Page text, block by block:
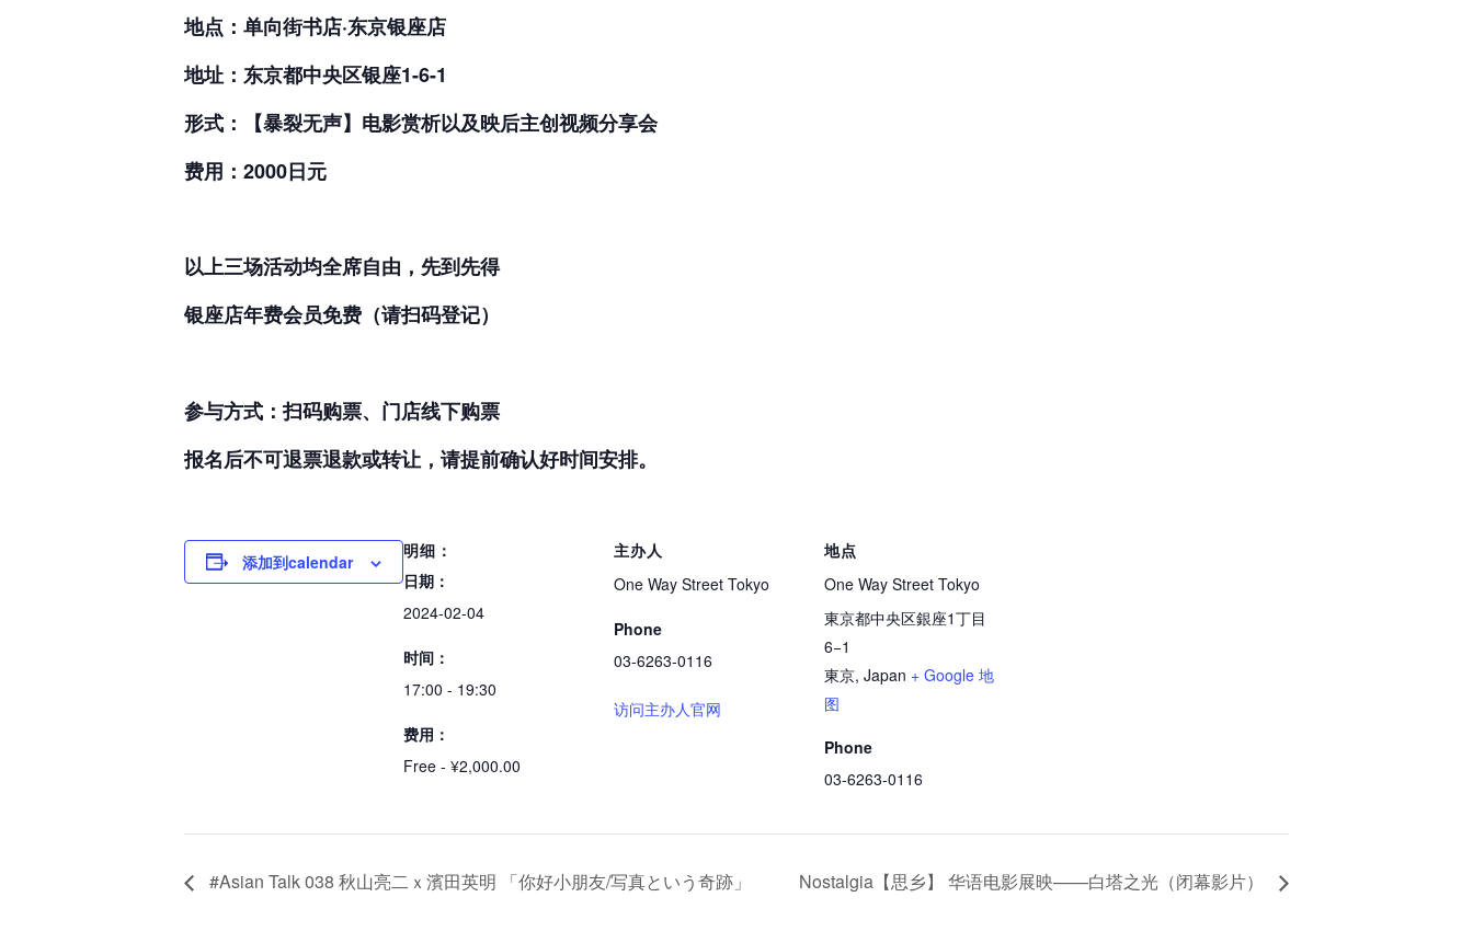
地点： 单向街书店·东京银座店
地址： 东京都中央区银座1-6-1
形式：【暴裂无声】电影赏析以及映后主创视频分享会
费用 ： 2000日元
以上三场活动均全席自由，先到先得
银座店年费会员免费 （请扫码登记）
参与方式：扫码购票、门店线下购票
报名后不可退票退款或转让，请提前确认好时间安排。
添加到calendar
明细：
日期：
2024-02-04
时间：
17:00 - 19:30
费用：
Free - ¥2,000.00
主办人
One Way Street Tokyo
Phone
03-6263-0116
访问主办人官网
地点
One Way Street Tokyo
東京都中央区銀座1丁目
6−1
東京, Japan + Google 地
图
Phone
03-6263-0116
#Asian Talk 038 秋山亮二ｘ濱田英明 「你好小朋友/写真という奇跡」 Nostalgia【思乡】 华语电影展映——白塔之光（闭幕影片）